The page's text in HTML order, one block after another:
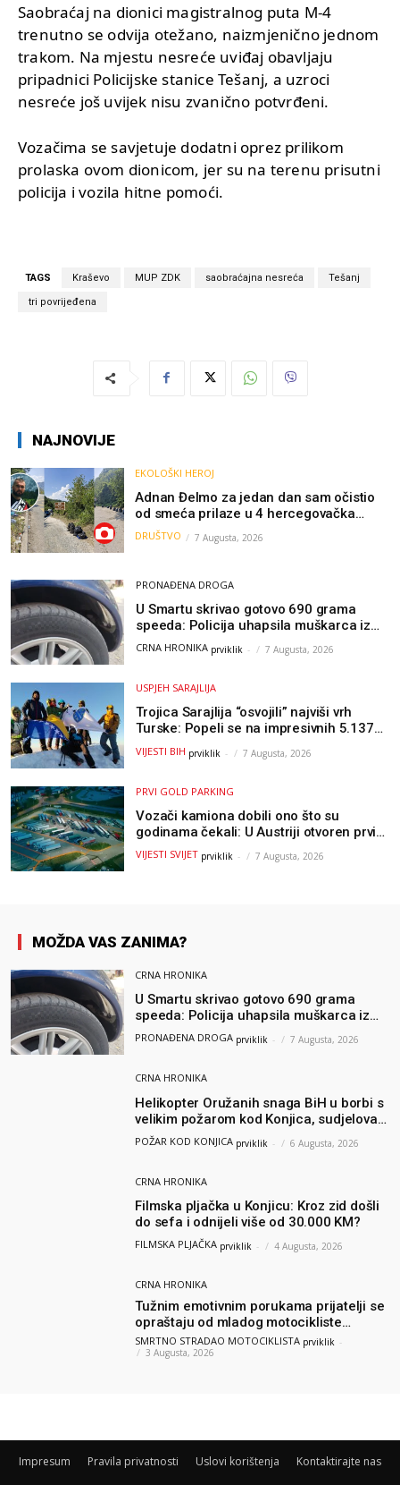
Saobraćaj na dionici magistralnog puta M-4
trenutno se odvija otežano, naizmjenično jednom
trakom. Na mjestu nesreće uviđaj obavljaju
pripadnici Policijske stanice Tešanj, a uzroci
nesreće još uvijek nisu zvanično potvrđeni.
Vozačima se savjetuje dodatni oprez prilikom
prolaska ovom dionicom, jer su na terenu prisutni
policija i vozila hitne pomoći.
TAGS Kraševo MUP ZDK saobraćajna nesreća Tešanj
tri povrijeđena
NAJNOVIJE
EKOLOŠKI HEROJ
Adnan Đelmo za jedan dan sam očistio
od smeća prilaze u 4 hercegovačka
grada: “Danas nisam čistio samo smeće,
čistio sam sliku o nama”
DRUŠTVO 7 Augusta, 2026
PRONAĐENA DROGA
U Smartu skrivao gotovo 690 grama
speeda: Policija uhapsila muškarca iz
Hercegovine
CRNA HRONIKA prviklik - 7 Augusta, 2026
USPJEH SARAJLIJA
Trojica Sarajlija “osvojili” najviši vrh
Turske: Popeli se na impresivnih 5.137
metara
VIJESTI BIH prviklik - 7 Augusta, 2026
PRVI GOLD PARKING
Vozači kamiona dobili ono što su
godinama čekali: U Austriji otvoren prvi
GOLD sigurni parking
VIJESTI SVIJET prviklik - 7 Augusta, 2026
MOŽDA VAS ZANIMA?
CRNA HRONIKA
U Smartu skrivao gotovo 690 grama
speeda: Policija uhapsila muškarca iz
Hercegovine
PRONAĐENA DROGA prviklik - 7 Augusta, 2026
CRNA HRONIKA
Helikopter Oružanih snaga BiH u borbi s
velikim požarom kod Konjica, sudjelovao
i Air Tractor
POŽAR KOD KONJICA prviklik - 6 Augusta, 2026
CRNA HRONIKA
Filmska pljačka u Konjicu: Kroz zid došli
do sefa i odnijeli više od 30.000 KM?
FILMSKA PLJAČKA prviklik - 4 Augusta, 2026
CRNA HRONIKA
Tužnim emotivnim porukama prijatelji se
opraštaju od mladog motocikliste
Husnije Porča
SMRTNO STRADAO MOTOCIKLISTA prviklik -
3 Augusta, 2026
Impresum Pravila privatnosti Uslovi korištenja Kontaktirajte nas